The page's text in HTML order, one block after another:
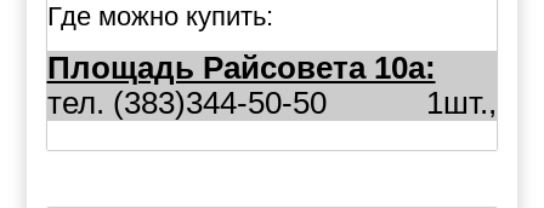
Где можно купить:
Площадь Райсовета 10а:
1шт.,
тел. (383)344-50-50